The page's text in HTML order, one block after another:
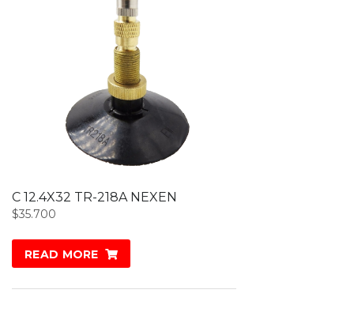
C 12.4X32 TR-218A NEXEN
$35.700
READ MORE